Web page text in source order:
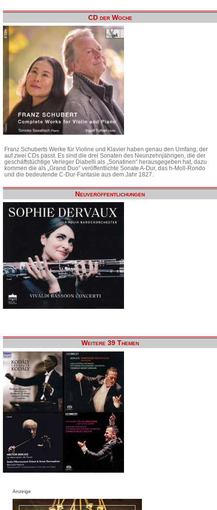
CD der Woche
Franz Schuberts Werke für Violine und Klavier haben genau den Umfang, der
auf zwei CDs passt. Es sind die drei Sonaten des Neunzehnjährigen, die der
geschäftstüchtige Verleger Diabelli als „Sonatinen“ herausgegeben hat, dazu
kommen die als „Grand Duo“ veröffentlichte Sonate A-Dur, das h-Moll-Rondo
und die bedeutende C-Dur-Fantasie aus dem Jahr 1827.
Neuveröffentlichungen
Weitere 39 Themen
Anzeige